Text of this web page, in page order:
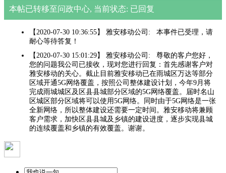
本帖已转移至问政中心, 当前状态: 已回复
【2020-07-30 10:36:55】 雅安移动公司: 本事件已受理，请
耐心等待答复！
【2020-07-30 15:01:29】 雅安移动公司: 尊敬的客户您好，
您的问题我公司已接收，现对您进行回复：首先感谢客户对
雅安移动的关心。截止目前雅安移动已在雨城区万达等部分
区域开通5G网络覆盖，按照公司整体建设计划，今年9月将
完成雨城城区及区县县城部分区域的5G网络覆盖。届时名山
区城区部分区域将可以使用5G网络。同时由于5G网络是一张
全新网络，所以整体建设还需要一定时间。雅安移动将兼顾
客户需求，加快区县县城及乡镇的建设进度，逐步实现县城
的连续覆盖和乡镇的有效覆盖。谢谢。